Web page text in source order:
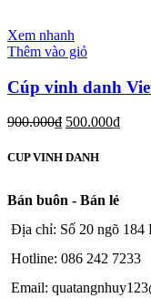
Xem nhanh
Thêm vào giỏ
Cúp vinh danh
900.000₫ 500.000₫
CUP VINH DANH
Bán buôn - Bán lẻ
Địa chỉ: Số 20 ngõ 184
Hotline: 086 242 7233
Email: